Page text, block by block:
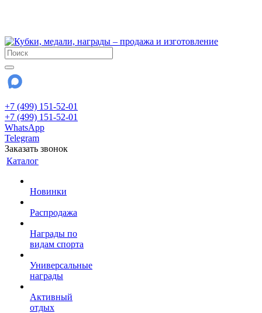
+7 (499) 151-52-01
+7 (499) 151-52-01
WhatsApp
Telegram
Заказать звонок
Каталог
Новинки
Распродажа
Награды по
видам спорта
Универсальные
награды
Активный
отдых